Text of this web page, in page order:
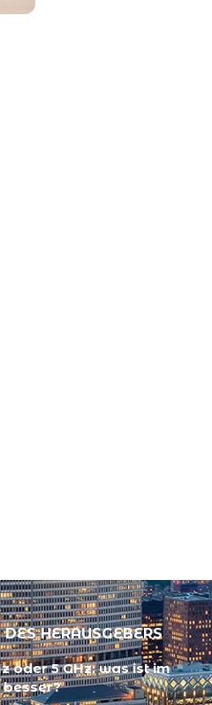
HERAUSGEBERS
oder 5 GHz: was ist im